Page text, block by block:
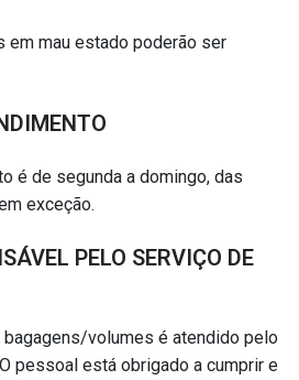
em mau estado poderão ser
é de segunda a domingo, das
exceção.
PELO SERVIÇO DE
bagagens/volumes é atendido pelo
pessoal está obrigado a cumprir e